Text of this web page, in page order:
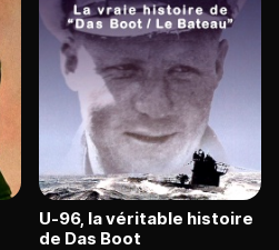
U-96, la véritable histoire
de Das Boot